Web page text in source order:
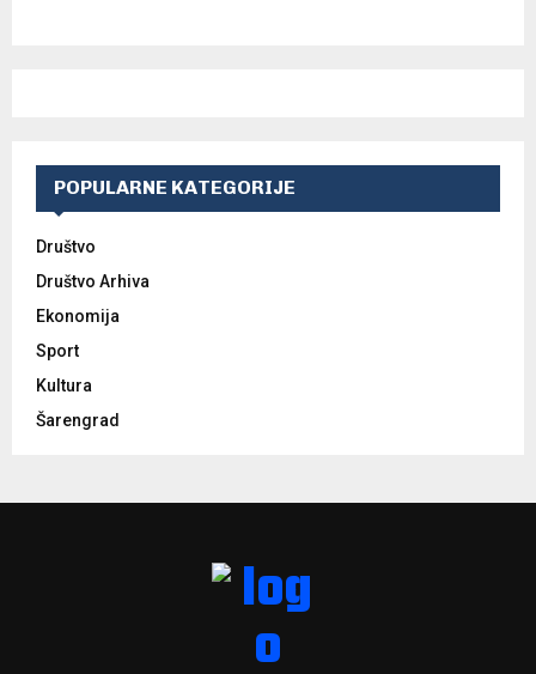
POPULARNE KATEGORIJE
Društvo
Društvo Arhiva
Ekonomija
Sport
Kultura
Šarengrad